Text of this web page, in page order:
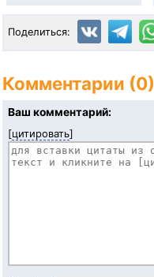
Поделиться:
Комментарии (0)
Ваш комментарий:
[цитировать]